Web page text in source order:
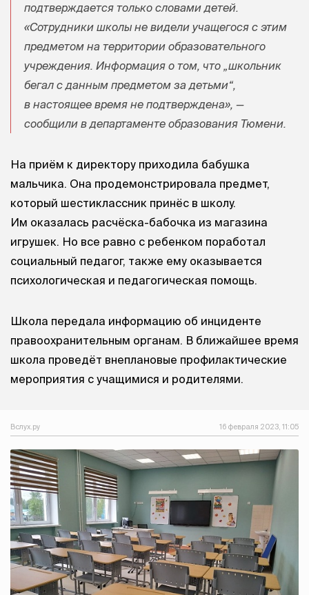
подтверждается только словами детей.
«Сотрудники школы не видели учащегося с этим
предметом на территории образовательного
учреждения. Информация о том, что „школьник
бегал с данным предметом за детьми“,
в настоящее время не подтверждена», —
сообщили в департаменте образования Тюмени.
На приём к директору приходила бабушка
мальчика. Она продемонстрировала предмет,
который шестиклассник принёс в школу.
Им оказалась расчёска-бабочка из магазина
игрушек. Но все равно с ребенком поработал
социальный педагог, также ему оказывается
психологическая и педагогическая помощь.
Школа передала информацию об инциденте
правоохранительным органам. В ближайшее время
школа проведёт внеплановые профилактические
мероприятия с учащимися и родителями.
Вслух.ру 16 февраля 2023, 11:05